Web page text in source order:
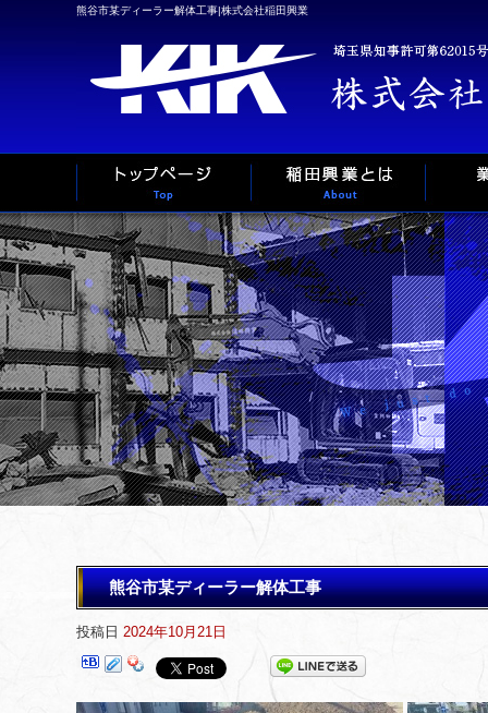
熊谷市某ディーラー解体工事|株式会社稲田興業
熊谷市某ディーラー解体工事
投稿日 2024年10月21日